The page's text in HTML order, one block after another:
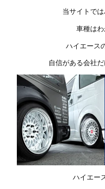
当サイトで
車種は
ハイエース
自信がある会社
ハイエー